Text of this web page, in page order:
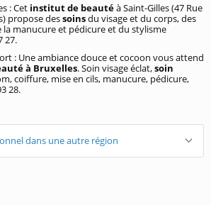
: Cet institut de beautéà Saint-Gilles (47 Rue
propose dessoinsdu visage et du corps, des
la manucure et pédicure et du stylisme
27.
: Une ambiance douce et cocoon vous attend
à Bruxelles. Soin visage éclat,soin
coiffure, mise en cils, manucure, pédicure,
28.
dans une autre région